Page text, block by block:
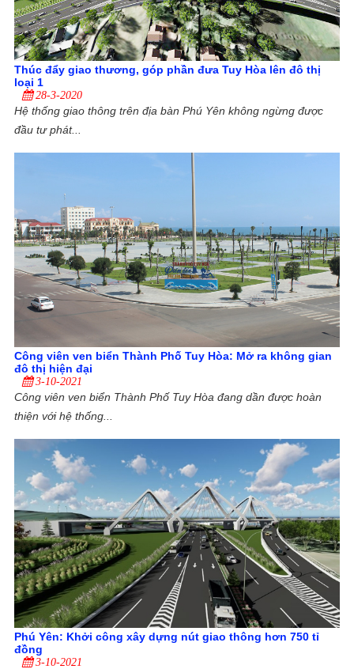
Thúc đẩy giao thương, góp phần đưa Tuy Hòa lên đô thị
loại 1
28-3-2020
Hệ thống giao thông trên địa bàn Phú Yên không ngừng được
đầu tư phát...
Công viên ven biển Thành Phố Tuy Hòa: Mở ra không gian
đô thị hiện đại
3-10-2021
Công viên ven biển Thành Phố Tuy Hòa đang dần được hoàn
thiện với hệ thống...
Phú Yên: Khởi công xây dựng nút giao thông hơn 750 tỉ
đồng
3-10-2021